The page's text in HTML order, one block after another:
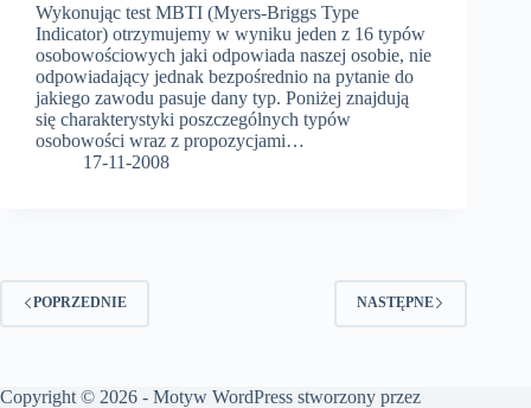
Wykonując test MBTI (Myers-Briggs Type
Indicator) otrzymujemy w wyniku jeden z 16 typów
osobowościowych jaki odpowiada naszej osobie, nie
odpowiadający jednak bezpośrednio na pytanie do
jakiego zawodu pasuje dany typ. Poniżej znajdują
się charakterystyki poszczególnych typów
osobowości wraz z propozycjami…
17-11-2008
POPRZEDNIE NASTĘPNE
Copyright © 2026 - Motyw WordPress stworzony przez